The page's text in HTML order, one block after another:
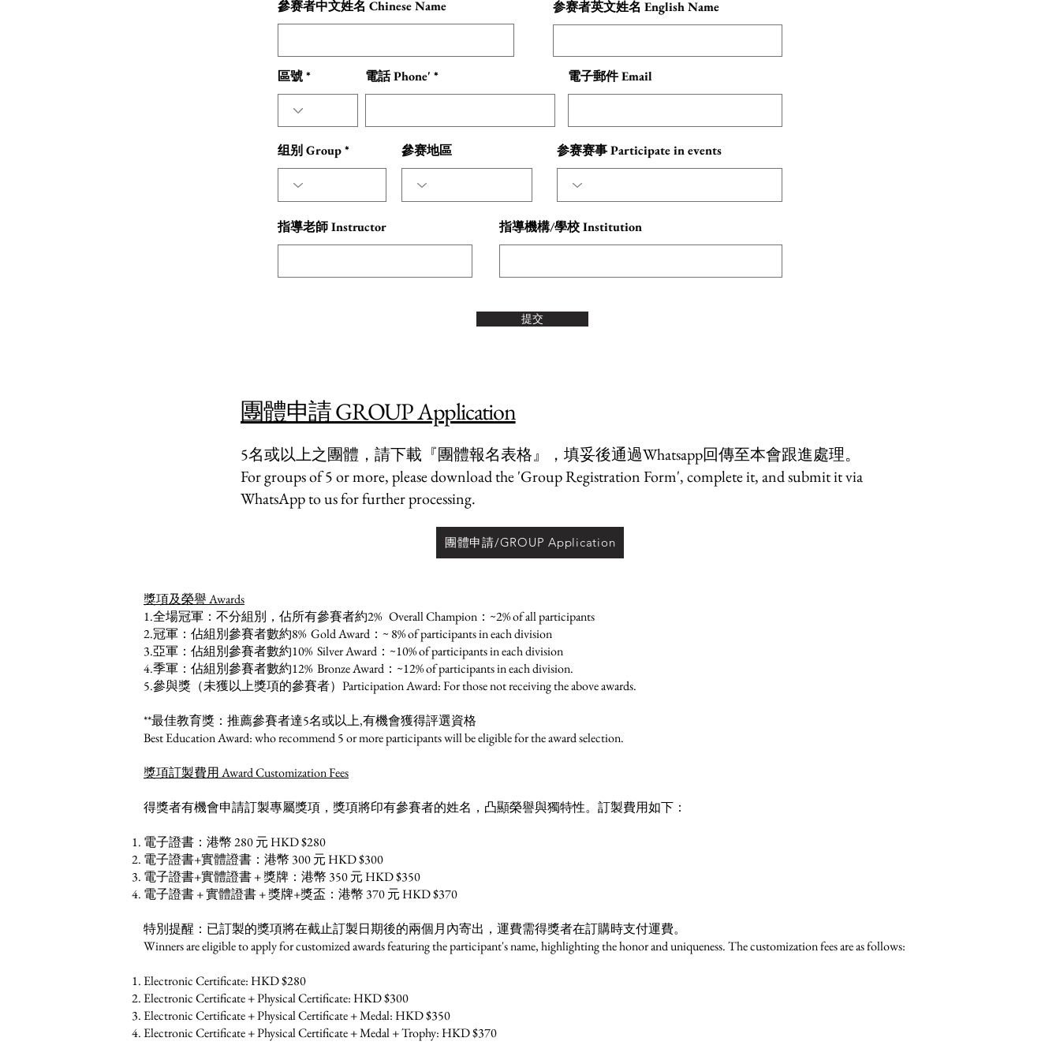
參赛者中文姓名 Chinese Name 参赛者英文姓名 English Name
區號 電話 Phone'
组别 Group 參赛地區
電子郵件 Email
参赛赛事 Participate in events
指導老師 Instructor 指導機構/學校 Institution
提交
團體申請 GROUP Application
5名或以上之團體，請下載『團體報名表格』，填妥後通過Whatsapp回傳至本會跟進處理。
For groups of 5 or more, please download the 'Group Registration Form', complete it, and submit it via
WhatsApp to us for further processing.
團體申請/GROUP Application
獎項及榮譽 Awards
1.全場冠軍：不分組別，佔所有參賽者約2% Overall Champion：~2% of all participants
2.冠軍：佔組別參賽者數約8% Gold Award：~ 8% of participants in each division
3.亞軍：佔組別參賽者數約10% Silver Award：~10% of participants in each division
4.季軍：佔組別參賽者數約12% Bronze Award：~12% of participants in each division.
5.參與獎（未獲以上獎項的參賽者）Participation Award: For those not receiving the above awards.
**最佳教育獎：推薦參賽者達5名或以上,有機會獲得評選資格
Best Education Award: who recommend 5 or more participants will be eligible for the award selection.
獎項訂製費用 Award Customization Fees
得獎者有機會申請訂製專屬獎項，獎項將印有參賽者的姓名，凸顯榮譽與獨特性。訂製費用如下：
電子證書：港幣 280 元 HKD $280
電子證書+實體證書：港幣 300 元 HKD $300
電子證書+實體證書 + 獎牌：港幣 350 元 HKD $350
電子證書 + 實體證書 + 獎牌+獎盃：港幣 370 元 HKD $370
特別提醒：已訂製的獎項將在截止訂製日期後的兩個月內寄出，運費需得獎者在訂購時支付運費。
Winners are eligible to apply for customized awards featuring the participant's name, highlighting the honor and uniqueness. The customization fees are as follows:
Electronic Certificate: HKD $280
Electronic Certificate + Physical Certificate: HKD $300
Electronic Certificate + Physical Certificate + Medal: HKD $350
Electronic Certificate + Physical Certificate + Medal + Trophy: HKD $370